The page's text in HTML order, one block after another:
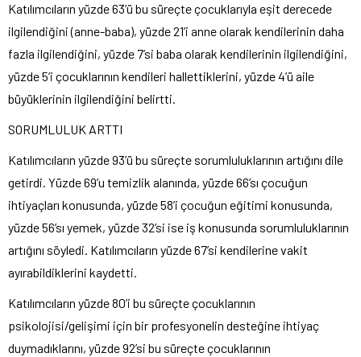
Katılımcıların yüzde 63’ü bu süreçte çocuklarıyla eşit derecede
ilgilendiğini (anne-baba), yüzde 21’i anne olarak kendilerinin daha
fazla ilgilendiğini, yüzde 7’si baba olarak kendilerinin ilgilendiğini,
yüzde 5’i çocuklarının kendileri hallettiklerini, yüzde 4’ü aile
büyüklerinin ilgilendiğini belirtti.
SORUMLULUK ARTTI
Katılımcıların yüzde 93’ü bu süreçte sorumluluklarının artığını dile
getirdi. Yüzde 69’u temizlik alanında, yüzde 66’sı çocuğun
ihtiyaçları konusunda, yüzde 58’i çocuğun eğitimi konusunda,
yüzde 56’sı yemek, yüzde 32’si ise iş konusunda sorumluluklarının
artığını söyledi. Katılımcıların yüzde 67’si kendilerine vakit
ayırabildiklerini kaydetti.
Katılımcıların yüzde 80’i bu süreçte çocuklarının
psikolojisi/gelişimi için bir profesyonelin desteğine ihtiyaç
duymadıklarını, yüzde 92’si bu süreçte çocuklarının